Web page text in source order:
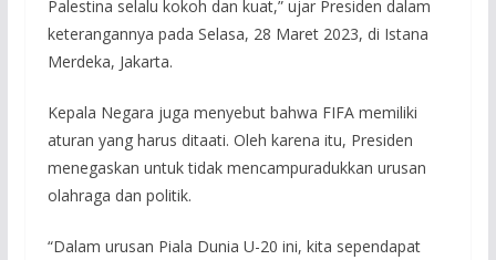
Palestina selalu kokoh dan kuat,” ujar Presiden dalam
keterangannya pada Selasa, 28 Maret 2023, di Istana
Merdeka, Jakarta.
Kepala Negara juga menyebut bahwa FIFA memiliki
aturan yang harus ditaati. Oleh karena itu, Presiden
menegaskan untuk tidak mencampuradukkan urusan
olahraga dan politik.
“Dalam urusan Piala Dunia U-20 ini, kita sependapat